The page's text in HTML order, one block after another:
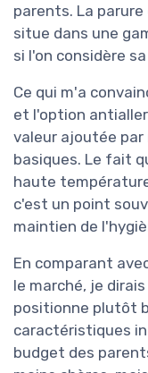
parents. La parure
situe dans une
si l'on considère
Ce qui m'a
et l'option
valeur ajoutée par
basiques. Le fait
haute
c'est un point
maintien de
En comparant
le marché, je
positionne plutôt
caractéristiques
budget des